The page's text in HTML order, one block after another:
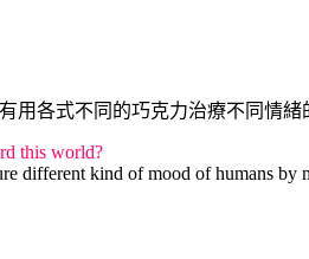
用各式不同的巧克力治療不同情緒
this world?
different kind of mood of humans